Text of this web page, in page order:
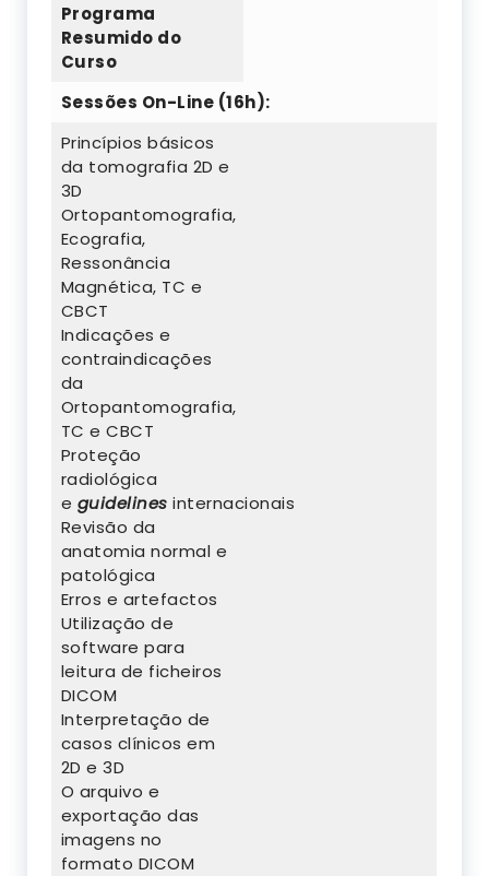
Programa
Resumido do
Curso
Sessões On-Line (16h):
Princípios básicos
da tomografia 2D e
3D
Ortopantomografia,
Ecografia,
Ressonância
Magnética, TC e
CBCT
Indicações e
contraindicações
da
Ortopantomografia,
TC e CBCT
Proteção
radiológica
e guidelines internacionais
Revisão da
anatomia normal e
patológica
Erros e artefactos
Utilização de
software para
leitura de ficheiros
DICOM
Interpretação de
casos clínicos em
2D e 3D
O arquivo e
exportação das
imagens no
formato DICOM